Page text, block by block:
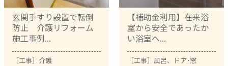
玄関手すり設置で転倒
防止 介護リフォーム
施工事例...
［工事］ 介護
【補助金利用】在来浴
室から安全であったか
い浴室へ...
［工事］ 風呂、
ドア･窓